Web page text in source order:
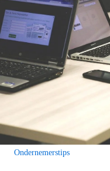
Ondernemerstips